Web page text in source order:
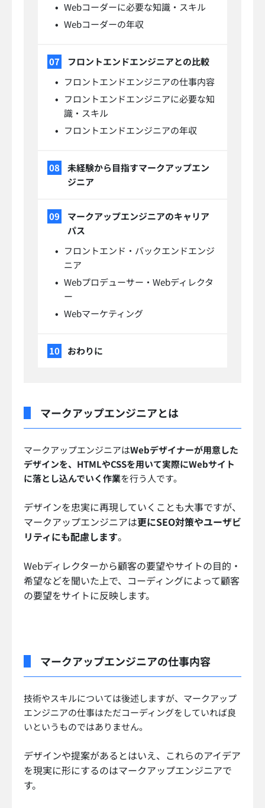
Webコーダーに必要な知識・スキル
Webコーダーの年収
フロントエンドエンジニアとの比較
フロントエンドエンジニアの仕事内容
フロントエンドエンジニアに必要な知
識・スキル
フロントエンドエンジニアの年収
未経験から目指すマークアップエン
ジニア
マークアップエンジニアのキャリア
パス
フロントエンド・バックエンドエンジ
ニア
Webプロデューサー・Webディレクタ
ー
Webマーケティング
おわりに
マークアップエンジニアとは
マークアップエンジニアはWebデザイナーが用意した
デザインを、HTMLやCSSを用いて実際にWebサイト
に落とし込んでいく作業を行う人です。
デザインを忠実に再現していくことも大事ですが、
マークアップエンジニアは更にSEO対策やユーザビ
リティにも配慮します。
Webディレクターから顧客の要望やサイトの目的・
希望などを聞いた上で、コーディングによって顧客
の要望をサイトに反映します。
マークアップエンジニアの仕事内容
技術やスキルについては後述しますが、マークアップ
エンジニアの仕事はただコーディングをしていれば良
いというものではありません。
デザインや提案があるとはいえ、これらのアイデア
を現実に形にするのはマークアップエンジニアで
す。